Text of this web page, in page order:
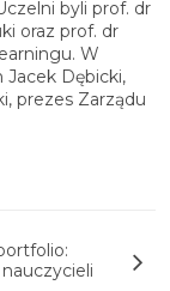
byli prof. dr
oraz prof. dr
W
Dębicki,
prezes Zarządu